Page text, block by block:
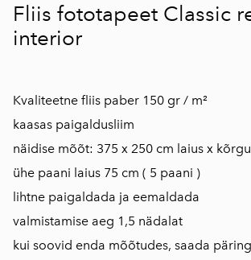
Fliis fototapeet Classic
interior
Kvaliteetne fliis paber 150 gr / m²
kaasas paigaldusliim
näidise mõõt: 375 x 250 cm laius x
ühe paani laius 75 cm ( 5 paani )
lihtne paigaldada ja eemaldada
valmistamise aeg 1,5 nädalat
kui soovid enda mõõtudes, saada